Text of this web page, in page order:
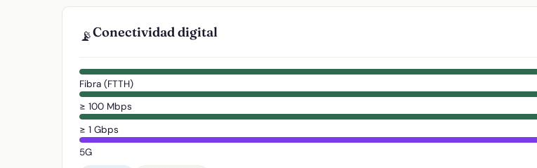
📡Conectividad digital
Fibra (FTTH)
≥ 100 Mbps
≥ 1 Gbps
5G